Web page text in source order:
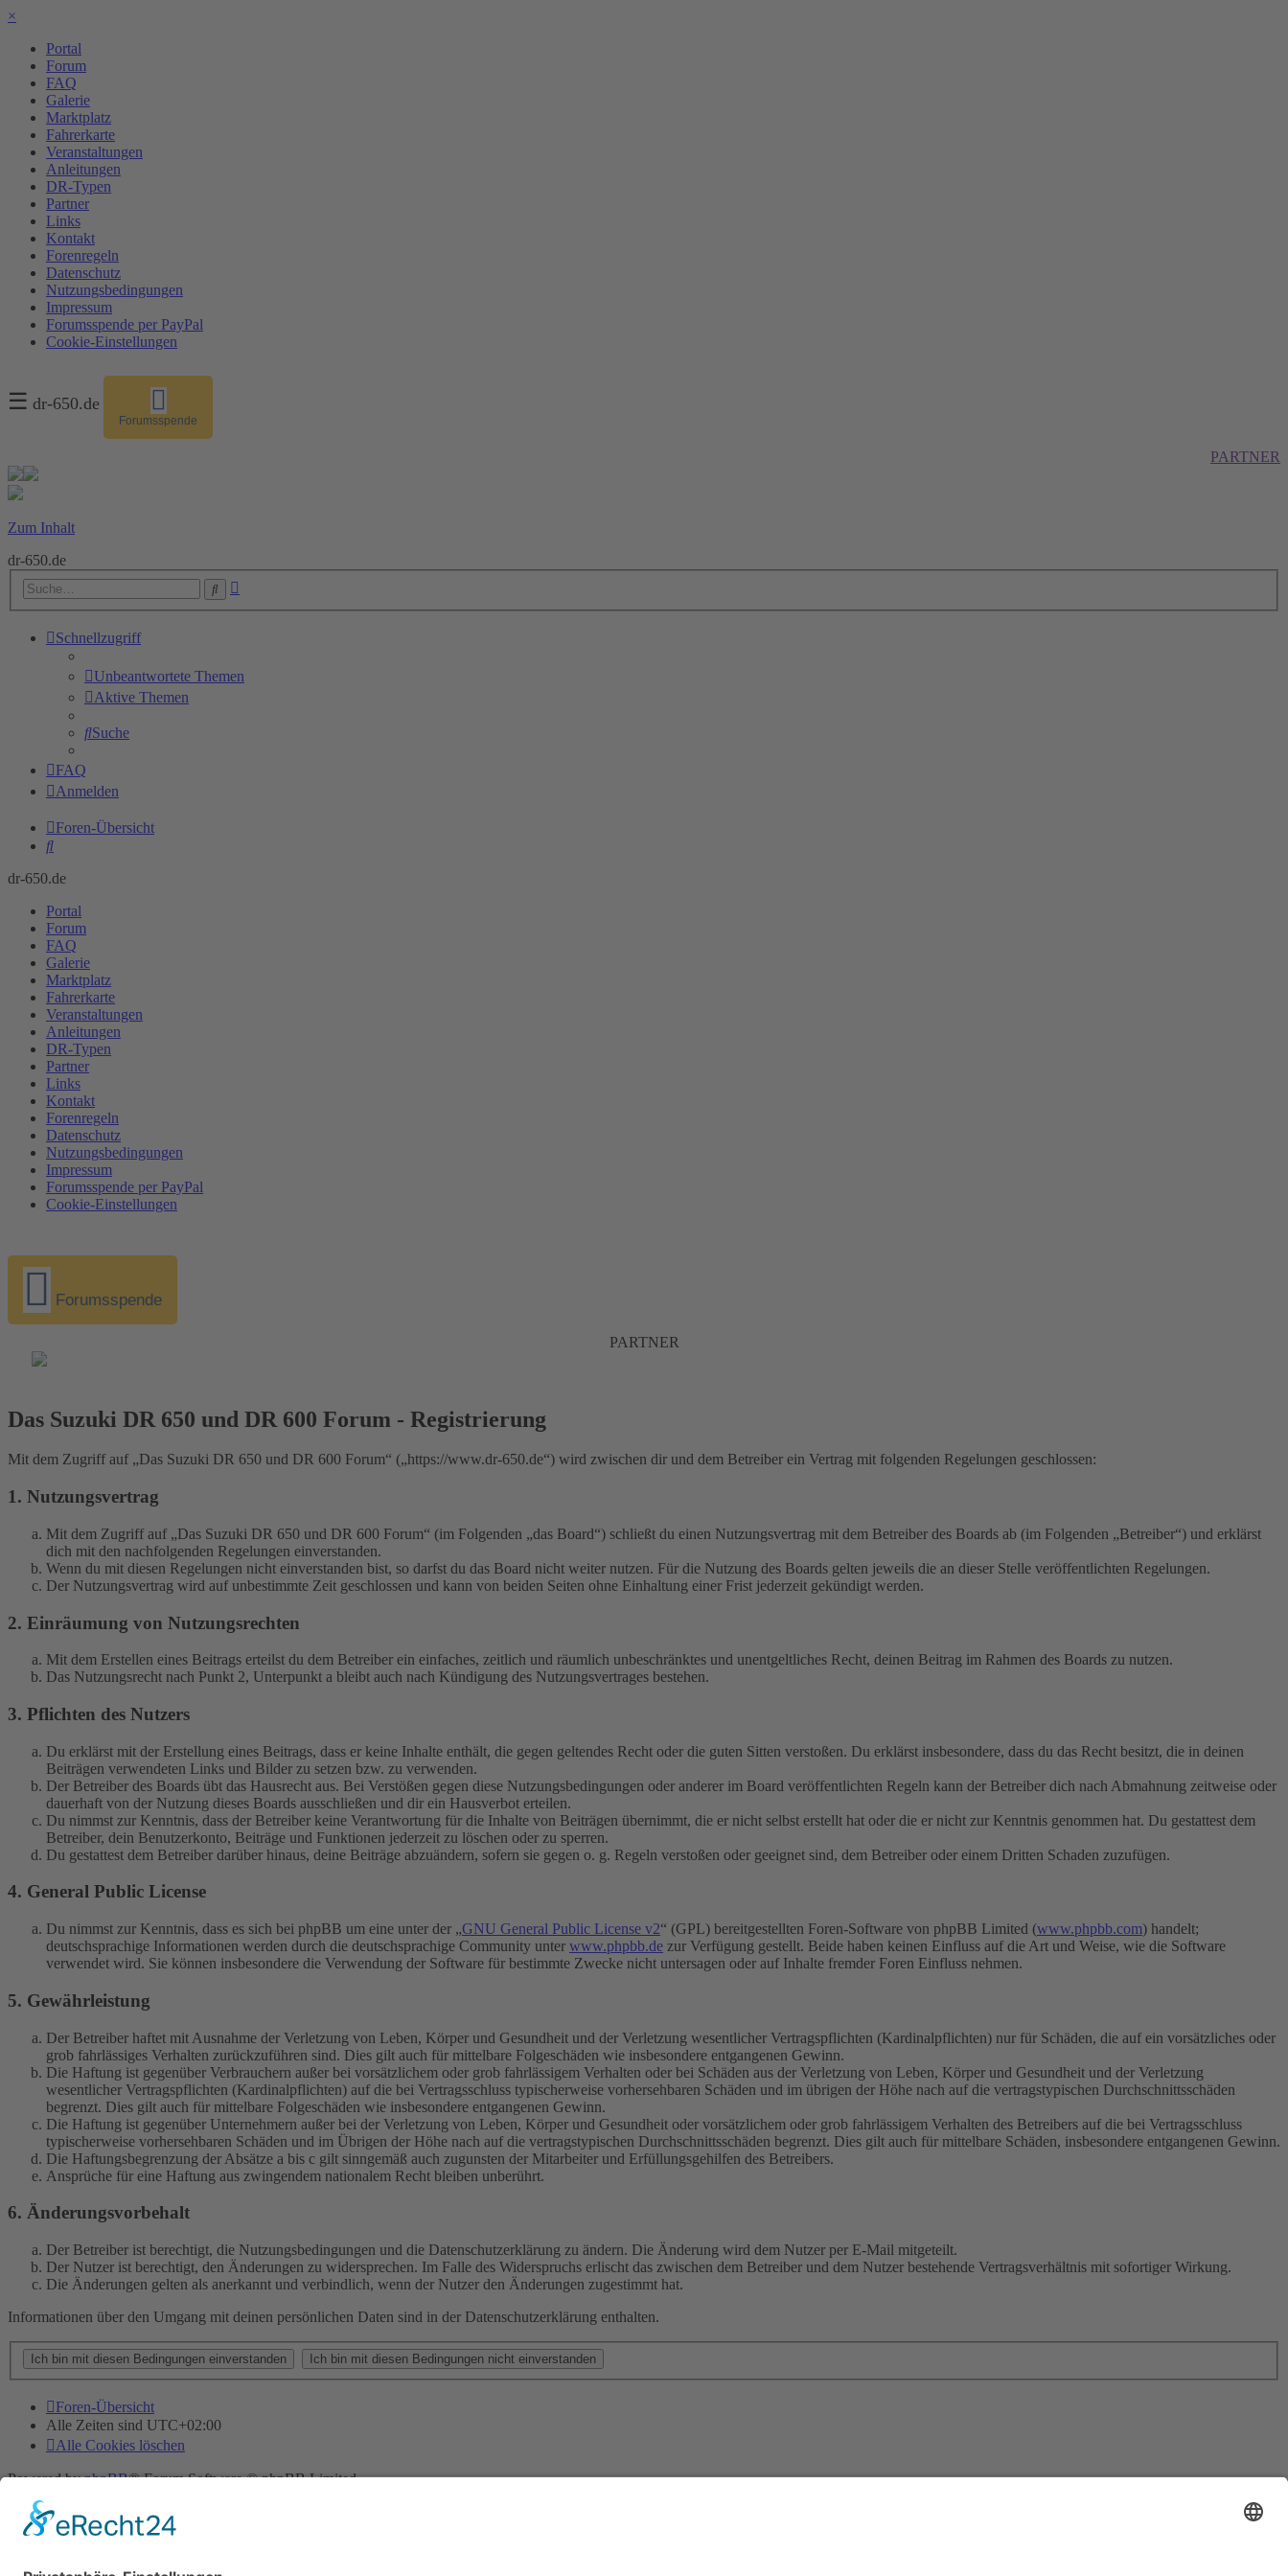
×
Portal
Forum
FAQ
Galerie
Marktplatz
Fahrerkarte
Veranstaltungen
Anleitungen
DR-Typen
Partner
Links
Kontakt
Forenregeln
Datenschutz
Nutzungsbedingungen
Impressum
Forumsspende per PayPal
Cookie-Einstellungen
☰ dr-650.de
Forumsspende
PARTNER
Zum Inhalt
dr-650.de
Suche
Schnellzugriff
Unbeantwortete Themen
Aktive Themen
Suche
FAQ
Anmelden
Foren-Übersicht
Suche
dr-650.de
Portal
Forum
FAQ
Galerie
Marktplatz
Fahrerkarte
Veranstaltungen
Anleitungen
DR-Typen
Partner
Links
Kontakt
Forenregeln
Datenschutz
Nutzungsbedingungen
Impressum
Forumsspende per PayPal
Cookie-Einstellungen
Forumsspende
PARTNER
Das Suzuki DR 650 und DR 600 Forum - Registrierung
Mit dem Zugriff auf „Das Suzuki DR 650 und DR 600 Forum“ („https://www.dr-650.de“) wird zwischen dir und dem Betreiber ein Vertrag mit folgenden Regelungen geschlossen:
1. Nutzungsvertrag
Mit dem Zugriff auf „Das Suzuki DR 650 und DR 600 Forum“ (im Folgenden „das Board“) schließt du einen Nutzungsvertrag mit dem Betreiber des Boards ab (im Folgenden „Betreiber“) und erklärst
dich mit den nachfolgenden Regelungen einverstanden.
Wenn du mit diesen Regelungen nicht einverstanden bist, so darfst du das Board nicht weiter nutzen. Für die Nutzung des Boards gelten jeweils die an dieser Stelle veröffentlichten Regelungen.
Der Nutzungsvertrag wird auf unbestimmte Zeit geschlossen und kann von beiden Seiten ohne Einhaltung einer Frist jederzeit gekündigt werden.
2. Einräumung von Nutzungsrechten
Mit dem Erstellen eines Beitrags erteilst du dem Betreiber ein einfaches, zeitlich und räumlich unbeschränktes und unentgeltliches Recht, deinen Beitrag im Rahmen des Boards zu nutzen.
Das Nutzungsrecht nach Punkt 2, Unterpunkt a bleibt auch nach Kündigung des Nutzungsvertrages bestehen.
3. Pflichten des Nutzers
Du erklärst mit der Erstellung eines Beitrags, dass er keine Inhalte enthält, die gegen geltendes Recht oder die guten Sitten verstoßen. Du erklärst insbesondere, dass du das Recht besitzt, die in deinen
Beiträgen verwendeten Links und Bilder zu setzen bzw. zu verwenden.
Der Betreiber des Boards übt das Hausrecht aus. Bei Verstößen gegen diese Nutzungsbedingungen oder anderer im Board veröffentlichten Regeln kann der Betreiber dich nach Abmahnung zeitweise oder
dauerhaft von der Nutzung dieses Boards ausschließen und dir ein Hausverbot erteilen.
Du nimmst zur Kenntnis, dass der Betreiber keine Verantwortung für die Inhalte von Beiträgen übernimmt, die er nicht selbst erstellt hat oder die er nicht zur Kenntnis genommen hat. Du gestattest dem
Betreiber, dein Benutzerkonto, Beiträge und Funktionen jederzeit zu löschen oder zu sperren.
Du gestattest dem Betreiber darüber hinaus, deine Beiträge abzuändern, sofern sie gegen o. g. Regeln verstoßen oder geeignet sind, dem Betreiber oder einem Dritten Schaden zuzufügen.
4. General Public License
Du nimmst zur Kenntnis, dass es sich bei phpBB um eine unter der „GNU General Public License v2“ (GPL) bereitgestellten Foren-Software von phpBB Limited (www.phpbb.com) handelt;
deutschsprachige Informationen werden durch die deutschsprachige Community unter www.phpbb.de zur Verfügung gestellt. Beide haben keinen Einfluss auf die Art und Weise, wie die Software
verwendet wird. Sie können insbesondere die Verwendung der Software für bestimmte Zwecke nicht untersagen oder auf Inhalte fremder Foren Einfluss nehmen.
5. Gewährleistung
Der Betreiber haftet mit Ausnahme der Verletzung von Leben, Körper und Gesundheit und der Verletzung wesentlicher Vertragspflichten (Kardinalpflichten) nur für Schäden, die auf ein vorsätzliches oder
grob fahrlässiges Verhalten zurückzuführen sind. Dies gilt auch für mittelbare Folgeschäden wie insbesondere entgangenen Gewinn.
Die Haftung ist gegenüber Verbrauchern außer bei vorsätzlichem oder grob fahrlässigem Verhalten oder bei Schäden aus der Verletzung von Leben, Körper und Gesundheit und der Verletzung
wesentlicher Vertragspflichten (Kardinalpflichten) auf die bei Vertragsschluss typischerweise vorhersehbaren Schäden und im übrigen der Höhe nach auf die vertragstypischen Durchschnittsschäden
begrenzt. Dies gilt auch für mittelbare Folgeschäden wie insbesondere entgangenen Gewinn.
Die Haftung ist gegenüber Unternehmern außer bei der Verletzung von Leben, Körper und Gesundheit oder vorsätzlichem oder grob fahrlässigem Verhalten des Betreibers auf die bei Vertragsschluss
typischerweise vorhersehbaren Schäden und im Übrigen der Höhe nach auf die vertragstypischen Durchschnittsschäden begrenzt. Dies gilt auch für mittelbare Schäden, insbesondere entgangenen Gewinn.
Die Haftungsbegrenzung der Absätze a bis c gilt sinngemäß auch zugunsten der Mitarbeiter und Erfüllungsgehilfen des Betreibers.
Ansprüche für eine Haftung aus zwingendem nationalem Recht bleiben unberührt.
6. Änderungsvorbehalt
Der Betreiber ist berechtigt, die Nutzungsbedingungen und die Datenschutzerklärung zu ändern. Die Änderung wird dem Nutzer per E-Mail mitgeteilt.
Der Nutzer ist berechtigt, den Änderungen zu widersprechen. Im Falle des Widerspruchs erlischt das zwischen dem Betreiber und dem Nutzer bestehende Vertragsverhältnis mit sofortiger Wirkung.
Die Änderungen gelten als anerkannt und verbindlich, wenn der Nutzer den Änderungen zugestimmt hat.
Informationen über den Umgang mit deinen persönlichen Daten sind in der Datenschutzerklärung enthalten.
Foren-Übersicht
Alle Zeiten sind UTC+02:00
Alle Cookies löschen
Powered byphpBB® Forum Software © phpBB Limited
Deutsche Übersetzung durch